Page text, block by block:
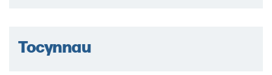
Tocynnau